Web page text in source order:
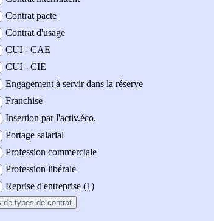
Contrat pacte
Contrat d'usage
CUI - CAE
CUI - CIE
Engagement à servir dans la réserve
Franchise
Insertion par l'activ.éco.
Portage salarial
Profession commerciale
Profession libérale
Reprise d'entreprise (1)
de types de contrat